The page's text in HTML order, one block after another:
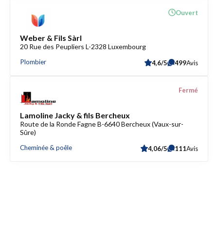
Weber & Fils Sàrl
20 Rue des Peupliers L-2328 Luxembourg
Plombier
Ouvert
4,6/5 499Avis
Lamoline Jacky & fils Bercheux
Route de la Ronde Fagne B-6640 Bercheux (Vaux-sur-
Sûre)
Cheminée & poêle
Fermé
4,06/5 111Avis